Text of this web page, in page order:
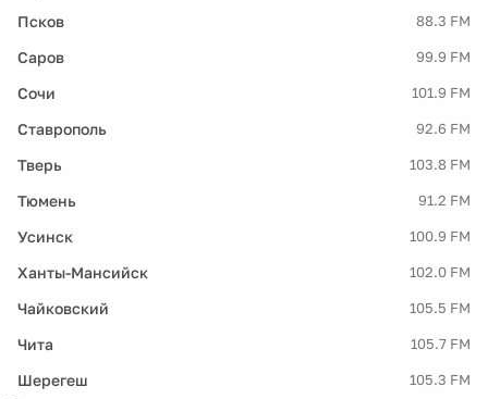
Псков 88.3 FM
Саров 99.9 FM
Сочи 101.9 FM
Ставрополь 92.6 FM
Тверь 103.8 FM
Тюмень 91.2 FM
Усинск 100.9 FM
Ханты-Мансийск 102.0 FM
Чайковский 105.5 FM
Чита 105.7 FM
Шерегеш 105.3 FM